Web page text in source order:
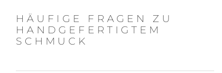
HÄUFIGE FRAGEN ZU
HANDGEFERTIGTEM
SCHMUCK